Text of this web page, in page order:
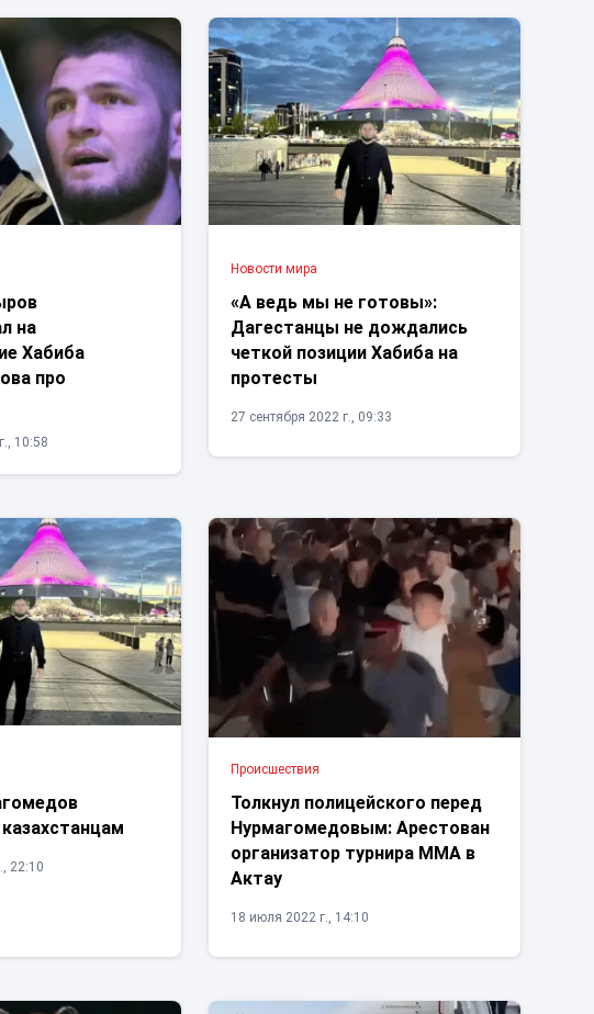
на
Хабиба
про
10:58
Новости мира
«А ведь мы не готовы»:
Дагестанцы не дождались
четкой позиции Хабиба на
протесты
27 сентября 2022 г., 09:33
22:10
Проиcшествия
Толкнул полицейского перед
Нурмагомедовым: Арестован
организатор турнира ММА в
Актау
18 июля 2022 г., 14:10